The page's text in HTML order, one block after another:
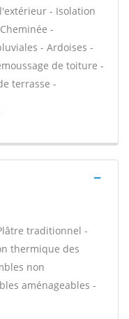
- Isolation
-
- Ardoises -
de toiture -
terrasse -
traditionnel -
thermique des
non
aménageables -